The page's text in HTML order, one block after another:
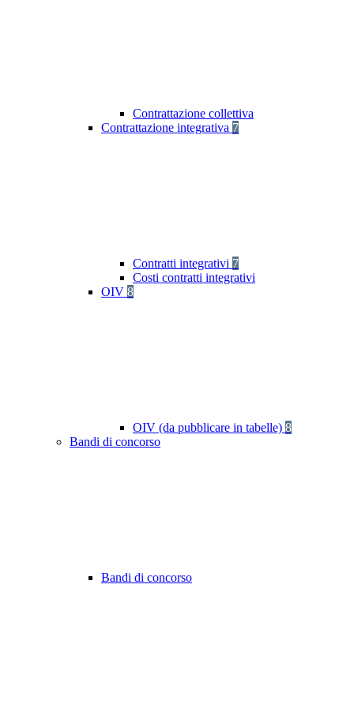
Contrattazione collettiva
Contrattazione integrativa 7
Contratti integrativi 7
Costi contratti integrativi
OIV 8
OIV (da pubblicare in tabelle) 8
Bandi di concorso
Bandi di concorso